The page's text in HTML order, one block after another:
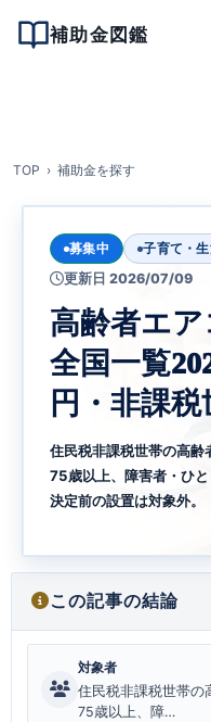
補助金図鑑
TOP 補助金を探す
募集中
子育て・
更新日 2026/07/09
高齢者エ
全国一覧
円・非課
住民税非課税世帯の高
75歳以上、障害者・ひ
決定前の設置は対象外。
この記事の結論
対象者
住民税非課税世帯の
75歳以上、障…